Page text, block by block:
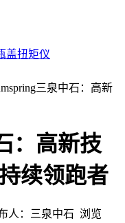
盖扭矩仪
三泉中石：高新
：高新技
续领跑者
人：三泉中石 浏览